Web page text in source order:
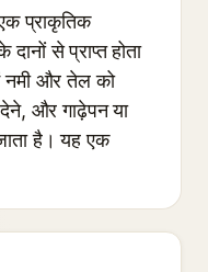
प्राकृतिक
से प्राप्त होता
नमी और तेल को
और गाढ़ेपन या
है। यह एक